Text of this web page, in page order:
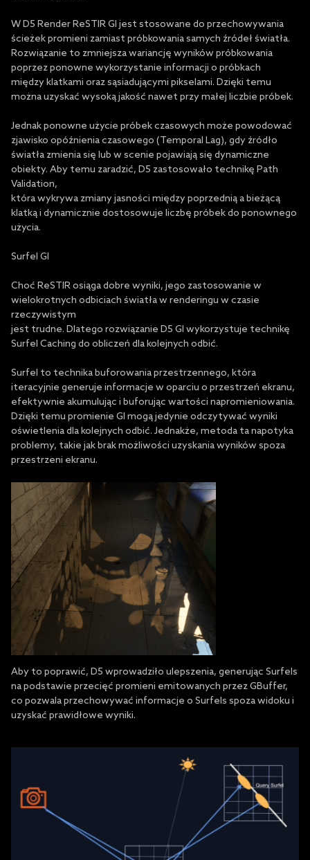
W D5 Render ReSTIR GI jest stosowane do przechowywania
ścieżek promieni zamiast próbkowania samych źródeł światła.
Rozwiązanie to zmniejsza wariancję wyników próbkowania
poprzez ponowne wykorzystanie informacji o próbkach
między klatkami oraz sąsiadującymi pikselami. Dzięki temu
można uzyskać wysoką jakość nawet przy małej liczbie próbek.
Jednak ponowne użycie próbek czasowych może powodować
zjawisko opóźnienia czasowego (Temporal Lag), gdy źródło
światła zmienia się lub w scenie pojawiają się dynamiczne
obiekty. Aby temu zaradzić, D5 zastosowało technikę Path
Validation,
która wykrywa zmiany jasności między poprzednią a bieżącą
klatką i dynamicznie dostosowuje liczbę próbek do ponownego
użycia.
Surfel GI
Choć ReSTIR osiąga dobre wyniki, jego zastosowanie w
wielokrotnych odbiciach światła w renderingu w czasie
rzeczywistym
jest trudne. Dlatego rozwiązanie D5 GI wykorzystuje technikę
Surfel Caching do obliczeń dla kolejnych odbić.
Surfel to technika buforowania przestrzennego, która
iteracyjnie generuje informacje w oparciu o przestrzeń ekranu,
efektywnie akumulując i buforując wartości napromieniowania.
Dzięki temu promienie GI mogą jedynie odczytywać wyniki
oświetlenia dla kolejnych odbić. Jednakże, metoda ta napotyka
problemy, takie jak brak możliwości uzyskania wyników spoza
przestrzeni ekranu.
Aby to poprawić, D5 wprowadziło ulepszenia, generując Surfels
na podstawie przecięć promieni emitowanych przez GBuffer,
co pozwala przechowywać informacje o Surfels spoza widoku i
uzyskać prawidłowe wyniki.